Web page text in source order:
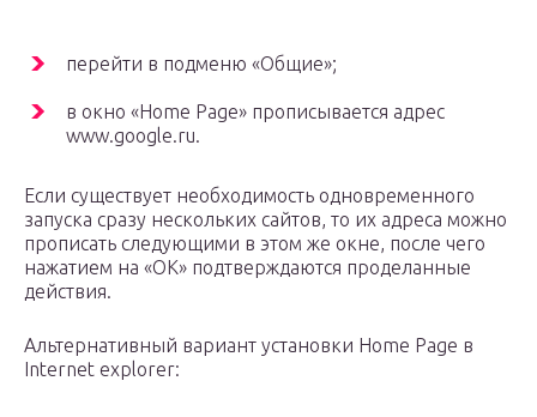
перейти в подменю «Общие»;
в окно «Home Page» прописывается адрес
www.google.ru.
Если существует необходимость одновременного
запуска сразу нескольких сайтов, то их адреса можно
прописать следующими в этом же окне, после чего
нажатием на «ОК» подтверждаются проделанные
действия.
Альтернативный вариант установки Home Page в
Internet explorer: